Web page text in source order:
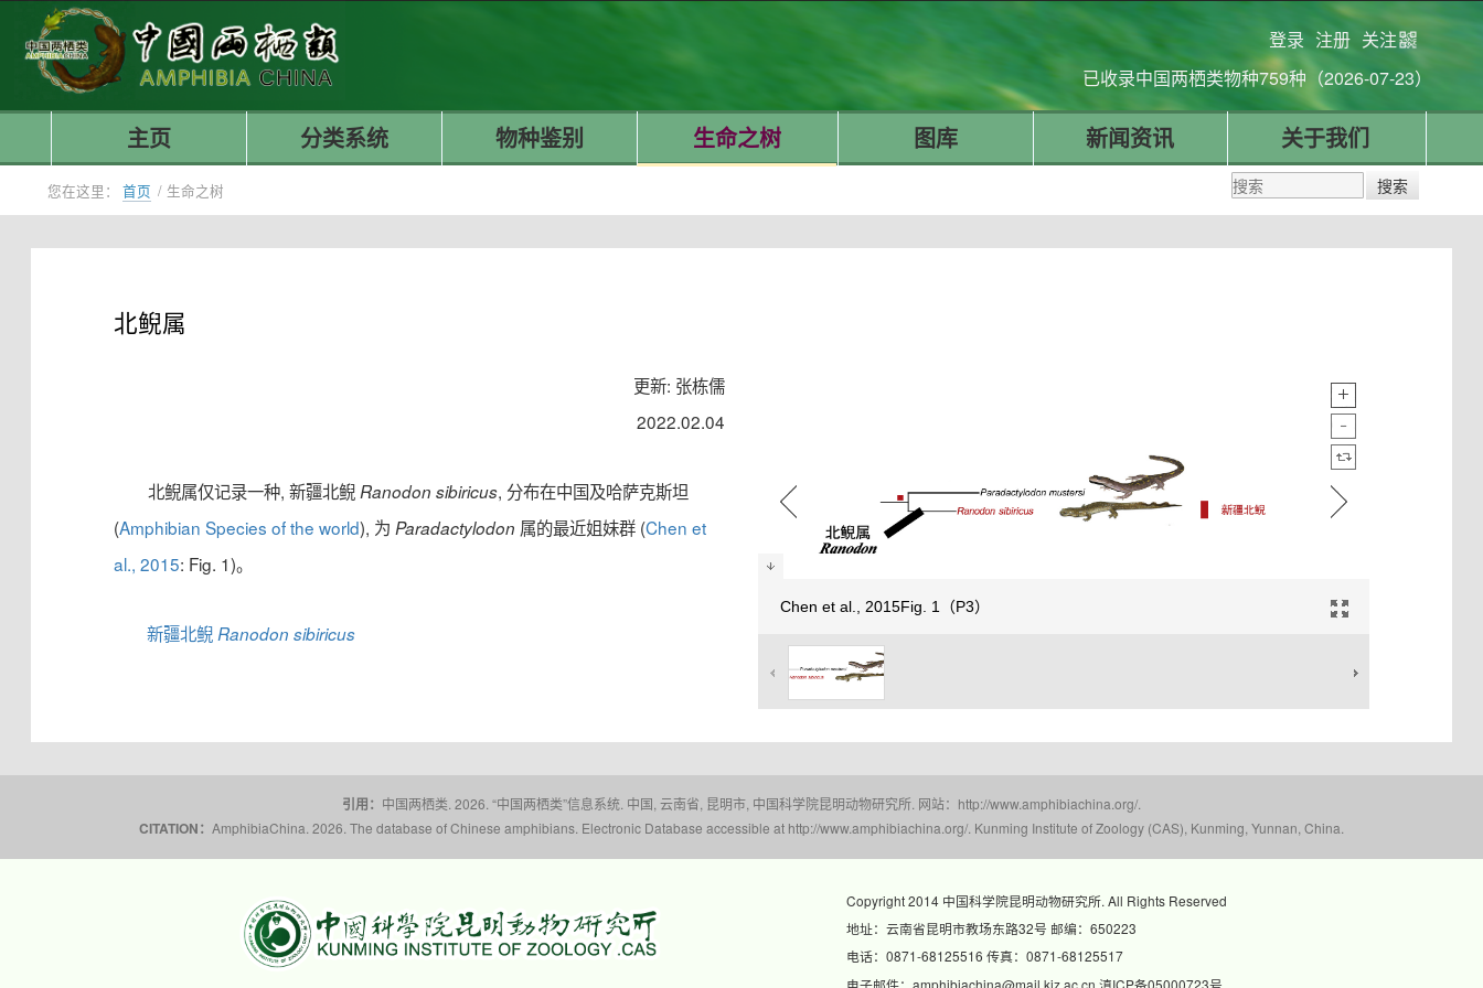
登录 注册 关注
已收录中国两栖类物种759种（2026-07-23）
主页 分类系统 物种鉴别 生命之树 图库 新闻资讯 关于我们
您在这里： 首页 / 生命之树
北鲵属
更新: 张栋儒
2022.02.04
北鲵属仅记录一种, 新疆北鲵 Ranodon sibiricus, 分布在中国及哈萨克斯坦
(Amphibian Species of the world), 为 Paradactylodon 属的最近姐妹群 (Chen et
al., 2015: Fig. 1)。
新疆北鲵 Ranodon sibiricus
Chen et al., 2015Fig. 1（P3）
引用： 中国两栖类. 2026. “中国两栖类”信息系统. 中国, 云南省, 昆明市, 中国科学院昆明动物研究所. 网站：http://www.amphibiachina.org/.
CITATION： AmphibiaChina. 2026. The database of Chinese amphibians. Electronic Database accessible at http://www.amphibiachina.org/. Kunming Institute of Zoology (CAS), Kunming, Yunnan, China.
Copyright 2014 中国科学院昆明动物研究所. All Rights Reserved
地址：云南省昆明市教场东路32号 邮编：650223
电话：0871-68125516 传真：0871-68125517
电子邮件：amphibiachina@mail.kiz.ac.cn 滇ICP备05000723号